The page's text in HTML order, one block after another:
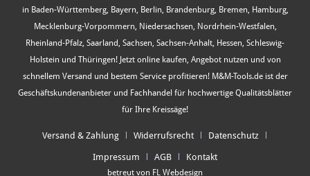
in Baden-Württemberg, Bayern, Berlin, Brandenburg, Bremen, Hamburg,
Mecklenburg-Vorpommern, Niedersachsen, Nordrhein-Westfalen,
Rheinland-Pfalz, Saarland, Sachsen, Sachsen-Anhalt, Hessen, Schleswig-
Holstein und Thüringen! Jetzt online kaufen, Angebot nutzen und von
schnellem Versand und bestem Service profitieren! M&M-Tools.de ist der
Geschäftskundenanbieter und Fachhandel für hochwertige Qualitätsblätter
für Ihre Kreissäge!
Versand & Zahlung Widerrufsrecht Datenschutz
Impressum AGB Kontakt
betreut von FL Webdesign